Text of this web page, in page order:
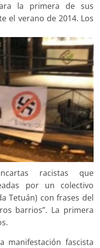
la primera de sus
el verano de 2014. Los
racistas que
por un colectivo
Tetuán) con frases del
barrios”. La primera
manifestación fascista